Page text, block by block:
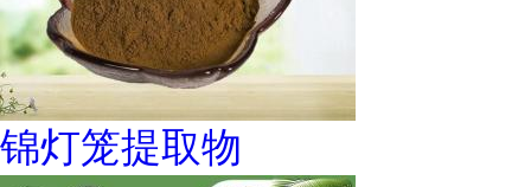
锦灯笼提取物